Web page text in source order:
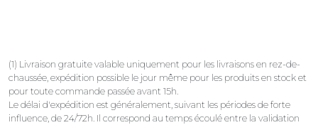
(1) Livraison gratuite valable uniquement pour les livraisons en rez-de-
chaussée, expédition possible le jour même pour les produits en stock et
pour toute commande passée avant 15h.
Le délai d'expédition est généralement, suivant les périodes de forte
influence, de 24/72h. Il correspond au temps écoulé entre la validation